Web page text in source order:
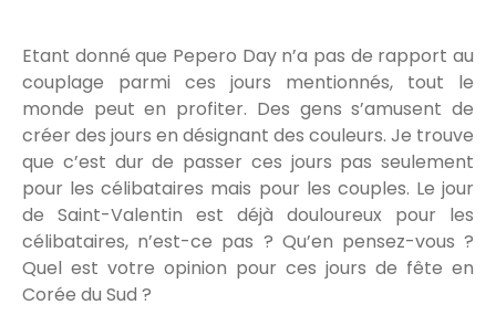
Etant donné que Pepero Day n’a pas de rapport au
couplage parmi ces jours mentionnés, tout le
monde peut en profiter. Des gens s’amusent de
créer des jours en désignant des couleurs. Je trouve
que c’est dur de passer ces jours pas seulement
pour les célibataires mais pour les couples. Le jour
de Saint-Valentin est déjà douloureux pour les
célibataires, n’est-ce pas ? Qu’en pensez-vous ?
Quel est votre opinion pour ces jours de fête en
Corée du Sud ?